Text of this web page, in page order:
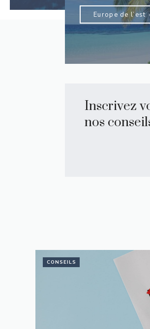
Europe de l’est
Inscrivez
nos
CONSEILS